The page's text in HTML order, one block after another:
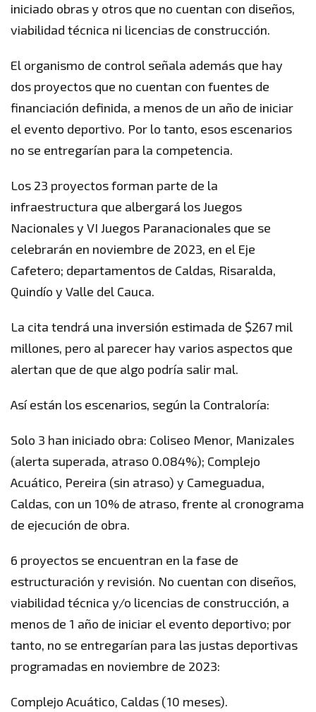
iniciado obras y otros que no cuentan con diseños,
viabilidad técnica ni licencias de construcción.
El organismo de control señala además que hay
dos proyectos que no cuentan con fuentes de
financiación definida, a menos de un año de iniciar
el evento deportivo. Por lo tanto, esos escenarios
no se entregarían para la competencia.
Los 23 proyectos forman parte de la
infraestructura que albergará los Juegos
Nacionales y VI Juegos Paranacionales que se
celebrarán en noviembre de 2023, en el Eje
Cafetero; departamentos de Caldas, Risaralda,
Quindío y Valle del Cauca.
La cita tendrá una inversión estimada de $267 mil
millones, pero al parecer hay varios aspectos que
alertan que de que algo podría salir mal.
Así están los escenarios, según la Contraloría:
Solo 3 han iniciado obra: Coliseo Menor, Manizales
(alerta superada, atraso 0.084%); Complejo
Acuático, Pereira (sin atraso) y Cameguadua,
Caldas, con un 10% de atraso, frente al cronograma
de ejecución de obra.
6 proyectos se encuentran en la fase de
estructuración y revisión. No cuentan con diseños,
viabilidad técnica y/o licencias de construcción, a
menos de 1 año de iniciar el evento deportivo; por
tanto, no se entregarían para las justas deportivas
programadas en noviembre de 2023:
Complejo Acuático, Caldas (10 meses).